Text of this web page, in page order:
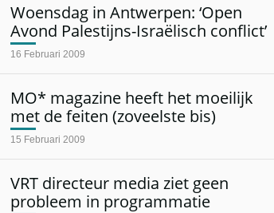
Woensdag in Antwerpen: ‘Open
Avond Palestijns-Israëlisch conflict’
16 Februari 2009
MO* magazine heeft het moeilijk
met de feiten (zoveelste bis)
15 Februari 2009
VRT directeur media ziet geen
probleem in programmatie